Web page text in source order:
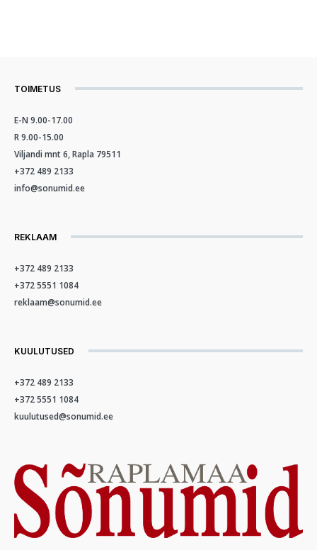
TOIMETUS
E-N 9.00-17.00
R 9.00-15.00
Viljandi mnt 6, Rapla 79511
+372 489 2133
info@sonumid.ee
REKLAAM
+372 489 2133
+372 5551 1084
reklaam@sonumid.ee
KUULUTUSED
+372 489 2133
+372 5551 1084
kuulutused@sonumid.ee